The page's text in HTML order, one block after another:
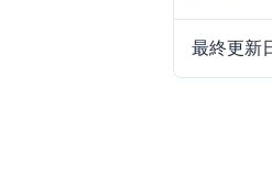
最終更新